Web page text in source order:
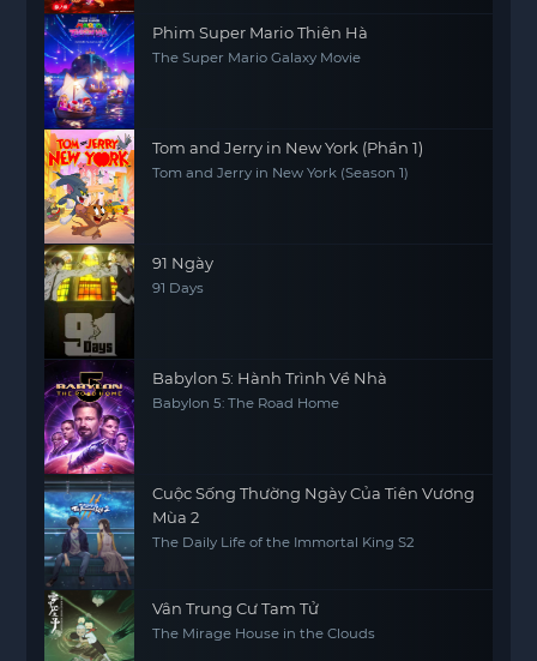
Phim Super Mario Thiên Hà
The Super Mario Galaxy Movie
Tom and Jerry in New York (Phần 1)
Tom and Jerry in New York (Season 1)
91 Ngày
91 Days
Babylon 5: Hành Trình Về Nhà
Babylon 5: The Road Home
Cuộc Sống Thường Ngày Của Tiên Vương
Mùa 2
The Daily Life of the Immortal King S2
Vân Trung Cư Tam Tử
The Mirage House in the Clouds